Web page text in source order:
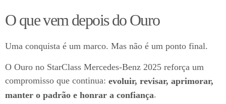
O que vem depois do Ouro
Uma conquista é um marco. Mas não é um ponto final.
O Ouro no StarClass Mercedes-Benz 2025 reforça um
compromisso que continua: evoluir, revisar, aprimorar,
manter o padrão e honrar a confiança.